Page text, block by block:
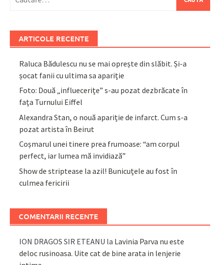
după:
ARTICOLE RECENTE
Raluca Bădulescu nu se mai oprește din slăbit. Și-a
șocat fanii cu ultima sa apariție
Foto: Două „influecerițe” s-au pozat dezbrăcate în
fața Turnului Eiffel
Alexandra Stan, o nouă apariție de infarct. Cum s-a
pozat artista în Beirut
Coșmarul unei tinere prea frumoase: “am corpul
perfect, iar lumea mă invidiază”
Show de striptease la azil! Bunicuțele au fost în
culmea fericirii
COMENTARII RECENTE
ION DRAGOS SIR ETEANU la Lavinia Parva nu este
deloc rusinoasa. Uite cat de bine arata in lenjerie